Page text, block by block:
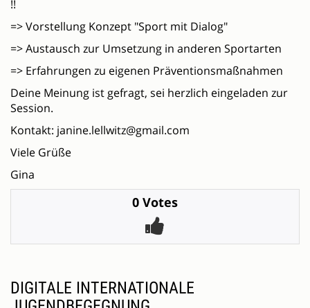
!!
=> Vorstellung Konzept "Sport mit Dialog"
=> Austausch zur Umsetzung in anderen Sportarten
=> Erfahrungen zu eigenen Präventionsmaßnahmen
Deine Meinung ist gefragt, sei herzlich eingeladen zur
Session.
Kontakt: janine.lellwitz@gmail.com
Viele Grüße
Gina
0 Votes
DIGITALE INTERNATIONALE